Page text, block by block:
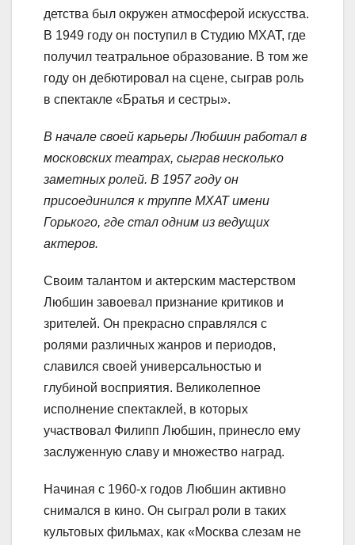
детства был окружен атмосферой искусства.
В 1949 году он поступил в Студию МХАТ, где
получил театральное образование. В том же
году он дебютировал на сцене, сыграв роль
в спектакле «Братья и сестры».
В начале своей карьеры Любшин работал в
московских театрах, сыграв несколько
заметных ролей. В 1957 году он
присоединился к труппе МХАТ имени
Горького, где стал одним из ведущих
актеров.
Своим талантом и актерским мастерством
Любшин завоевал признание критиков и
зрителей. Он прекрасно справлялся с
ролями различных жанров и периодов,
славился своей универсальностью и
глубиной восприятия. Великолепное
исполнение спектаклей, в которых
участвовал Филипп Любшин, принесло ему
заслуженную славу и множество наград.
Начиная с 1960-х годов Любшин активно
снимался в кино. Он сыграл роли в таких
культовых фильмах, как «Москва слезам не